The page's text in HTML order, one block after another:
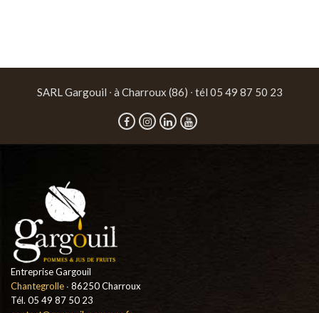
SARL Gargouil ∙ à Charroux (86) ∙ tél 05 49 87 50 23
Entreprise Gargouil
Chantegrolle ∙ 86250 Charroux
Tél. 05 49 87 50 23